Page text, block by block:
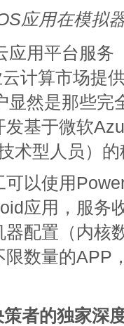
应用在模拟
应用平台服务
计算市场提
显然是那些完
基于微软
术型人员）
以使用
应用，服务
器配置（内核
数量的APP
者的独家深